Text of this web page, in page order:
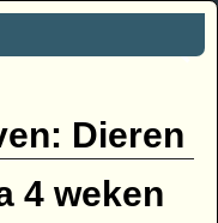
Dieren
4 weken